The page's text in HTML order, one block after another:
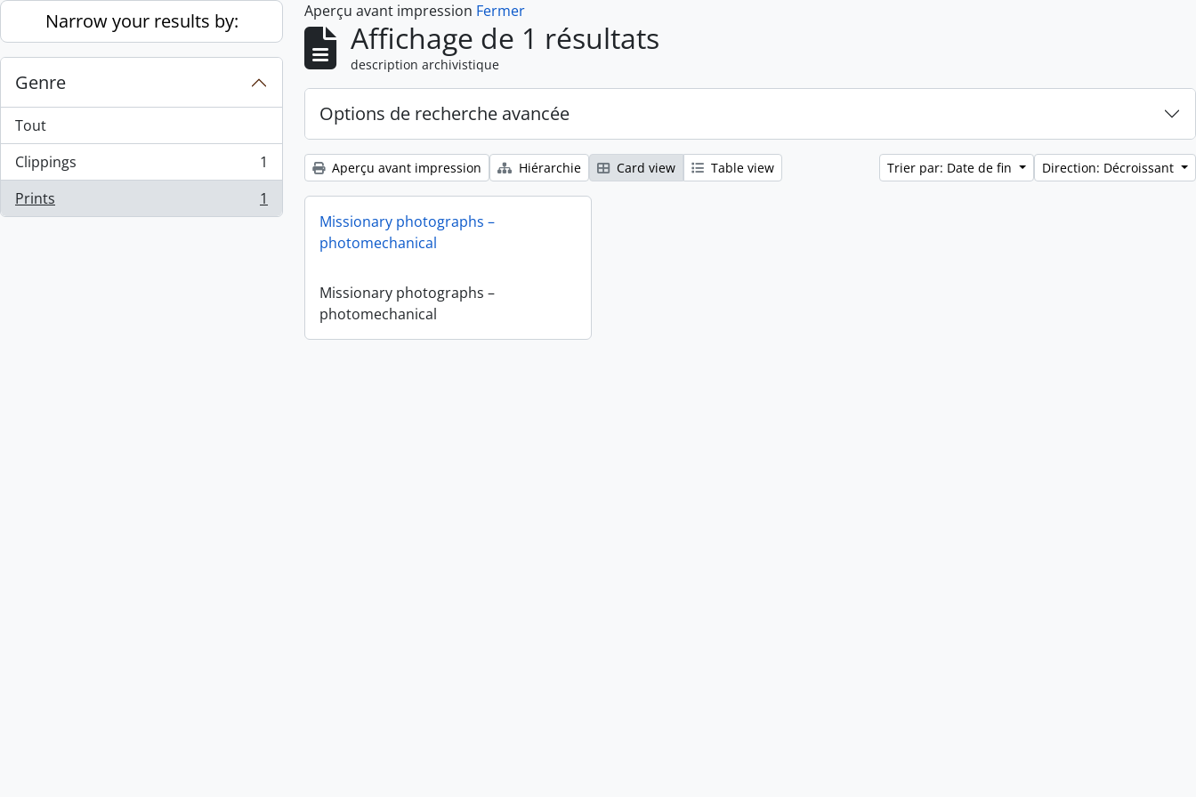
Skip to main content
Narrow your results by:
Genre
Tout
Clippings
, 1 résultats
1
Prints
, 1 résultats 1
Aperçu avant impression Fermer
Affichage de 1 résultats
description archivistique
Options de recherche avancée
Aperçu avant impression Hiérarchie Card view Table view Trier par: Date de fin Direction: Décroissant
Missionary photographs –
photomechanical
Missionary photographs –
photomechanical